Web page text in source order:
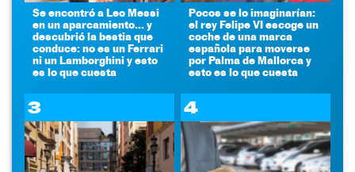
Se encontró a Leo Messi
en un aparcamiento... y
descubrió la bestia que
conduce: no es un Ferrari
ni un Lamborghini y esto
es lo que cuesta
Pocos se lo imaginarían:
el rey Felipe VI escoge un
coche de una marca
española para moverse
por Palma de Mallorca y
esto es lo que cuesta
3 4